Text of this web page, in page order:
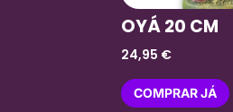
OYÁ 20 CM
24,95 €
COMPRAR JÁ